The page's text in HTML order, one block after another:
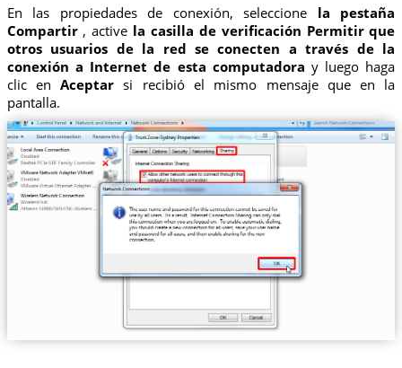
En las propiedades de conexión, seleccione la pestaña
Compartir, active la casilla de verificación Permitir que
otros usuarios de la red se conecten a través de la
conexión a Internet de esta computadora y luego haga
clic enAceptar si recibió el mismo mensaje que en la
pantalla.